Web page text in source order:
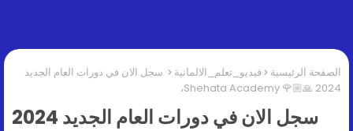
الصفحة الرئيسية فيديو_تعلم_الالمانية
سجل الان في دورات العام الجديد
2024 🙏🏼🌹 Shehata Academy،
سجل الان في دورات العام الجديد 2024